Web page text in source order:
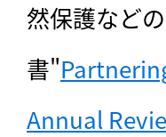
然保護など
書"
Annual